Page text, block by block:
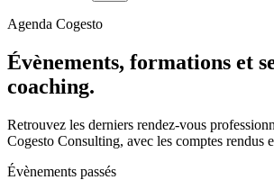
Agenda Cogesto
Évènements, formations et
coaching.
Retrouvez les derniers rendez-vous
Cogesto Consulting, avec les comptes rendus
Évènements passés